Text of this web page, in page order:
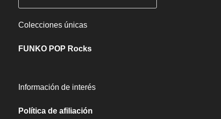
Colecciones únicas
FUNKO POP Rocks
Información de interés
Política de afiliación